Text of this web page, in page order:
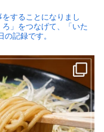
することになりまし
」をつなげて、「いた
記録です。